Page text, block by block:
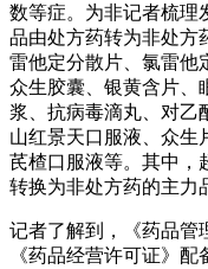
数等症。为非记者梳理
品由处方药转为非处方
雷他定分散片、氯雷他
众生胶囊、银黄含片、
浆、抗病毒滴丸、对乙
山红景天口服液、众生
芪楂口服液等。其中，
转换为非处方药的主力
记者了解到，《药品管
《药品经营许可证》